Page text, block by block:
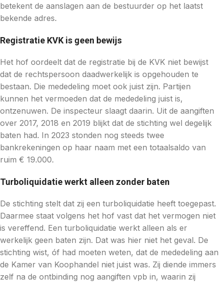
betekent de aanslagen aan de bestuurder op het laatst
bekende adres.
Registratie KVK is geen bewijs
Het hof oordeelt dat de registratie bij de KVK niet bewijst
dat de rechtspersoon daadwerkelijk is opgehouden te
bestaan. Die mededeling moet ook juist zijn. Partijen
kunnen het vermoeden dat de mededeling juist is,
ontzenuwen. De inspecteur slaagt daarin. Uit de aangiften
over 2017, 2018 en 2019 blijkt dat de stichting wel degelijk
baten had. In 2023 stonden nog steeds twee
bankrekeningen op haar naam met een totaalsaldo van
ruim € 19.000.
Turboliquidatie werkt alleen zonder baten
De stichting stelt dat zij een turboliquidatie heeft toegepast.
Daarmee staat volgens het hof vast dat het vermogen niet
is vereffend. Een turboliquidatie werkt alleen als er
werkelijk geen baten zijn. Dat was hier niet het geval. De
stichting wist, óf had moeten weten, dat de mededeling aan
de Kamer van Koophandel niet juist was. Zij diende immers
zelf na de ontbinding nog aangiften vpb in, waarin zij